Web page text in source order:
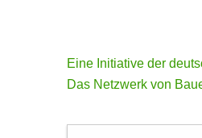
Eine Initiative der
Das Netzwerk von